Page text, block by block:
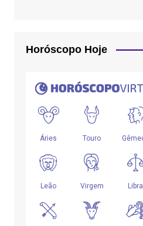
Horóscopo Hoje